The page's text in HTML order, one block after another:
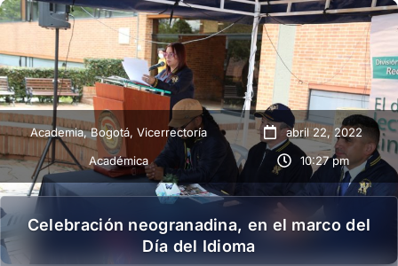
Academia,Bogotá, Vicerrectoría
Académica
abril 22, 2022
10:27 pm
Celebración neogranadina, en el marco del
Día del Idioma